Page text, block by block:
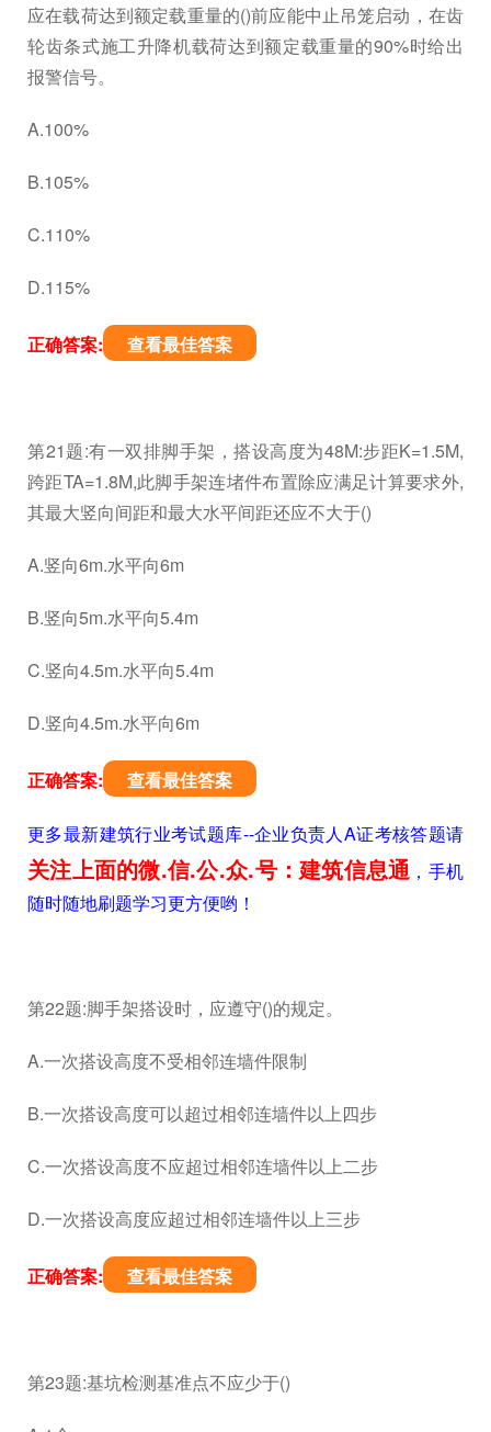
应在载荷达到额定载重量的()前应能中止吊笼启动，在齿
轮齿条式施工升降机载荷达到额定载重量的90%时给出
报警信号。
A.100%
B.105%
C.110%
D.115%
正确答案: 查看最佳答案
第21题:有一双排脚手架，搭设高度为48M:步距K=1.5M,
跨距TA=1.8M,此脚手架连堵件布置除应满足计算要求外,
其最大竖向间距和最大水平间距还应不大于()
A.竖向6m.水平向6m
B.竖向5m.水平向5.4m
C.竖向4.5m.水平向5.4m
D.竖向4.5m.水平向6m
正确答案: 查看最佳答案
更多最新建筑行业考试题库--企业负责人A证考核答题请
关注上面的微.信.公.众.号：建筑信息通，手机
随时随地刷题学习更方便哟！
第22题:脚手架搭设时，应遵守()的规定。
A.一次搭设高度不受相邻连墙件限制
B.一次搭设高度可以超过相邻连墙件以上四步
C.一次搭设高度不应超过相邻连墙件以上二步
D.一次搭设高度应超过相邻连墙件以上三步
正确答案: 查看最佳答案
第23题:基坑检测基准点不应少于()